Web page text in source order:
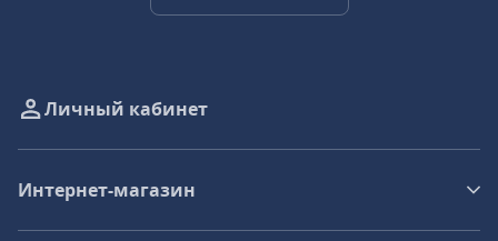
Личный кабинет
Интернет-магазин